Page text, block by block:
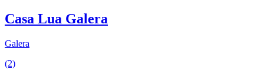
Casa Lua Galera
Galera
(2)